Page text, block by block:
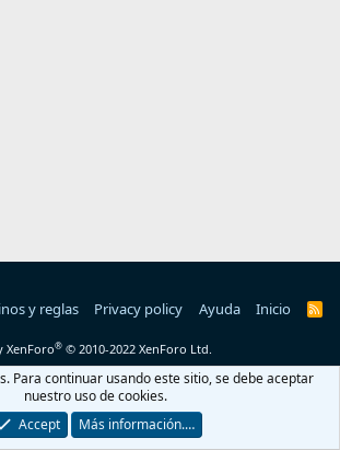
y reglas Privacy policy Ayuda Inicio
R
XenForo® © 2010-2022 XenForo Ltd.
Para continuar usando este sitio, se debe aceptar
nuestro uso de cookies.
Accept
Más información.…